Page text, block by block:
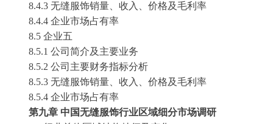
8.4.3 无缝服饰销量、收入、价格及毛利率
8.4.4 企业市场占有率
8.5 企业五
8.5.1 公司简介及主要业务
8.5.2 公司主要财务指标分析
8.5.3 无缝服饰销量、收入、价格及毛利率
8.5.4 企业市场占有率
第九章 中国无缝服饰行业区域细分市场调研